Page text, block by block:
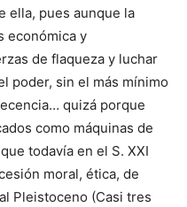
ella, pues aunque la
económica y
de flaqueza y luchar
poder, sin el más mínimo
quizá porque
como máquinas de
todavía en el S. XXI
moral, ética, de
Pleistoceno (Casi tres